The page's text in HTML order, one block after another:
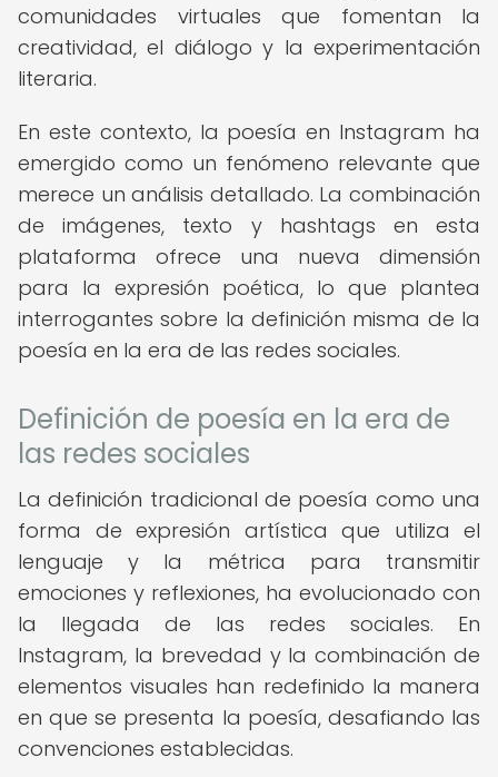
comunidades virtuales que fomentan la
creatividad, el diálogo y la experimentación
literaria.
En este contexto, la poesía en Instagram ha
emergido como un fenómeno relevante que
merece un análisis detallado. La combinación
de imágenes, texto y hashtags en esta
plataforma ofrece una nueva dimensión
para la expresión poética, lo que plantea
interrogantes sobre la definición misma de la
poesía en la era de las redes sociales.
Definición de poesía en la era de
las redes sociales
La definición tradicional de poesía como una
forma de expresión artística que utiliza el
lenguaje y la métrica para transmitir
emociones y reflexiones, ha evolucionado con
la llegada de las redes sociales. En
Instagram, la brevedad y la combinación de
elementos visuales han redefinido la manera
en que se presenta la poesía, desafiando las
convenciones establecidas.